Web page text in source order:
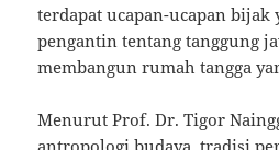
terdapat ucapan-ucapan bijak
pengantin tentang tanggung
membangun rumah tangga
Menurut Prof. Dr. Tigor